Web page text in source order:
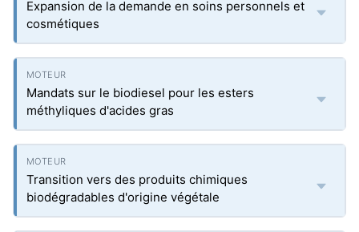
Expansion de la demande en soins personnels et
cosmétiques
Mandats sur le biodiesel pour les esters
méthyliques d'acides gras
Transition vers des produits chimiques
biodégradables d'origine végétale